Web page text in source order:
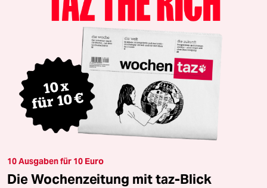
10 Ausgaben für 10 Euro
Die Wochenzeitung mit taz-Blick